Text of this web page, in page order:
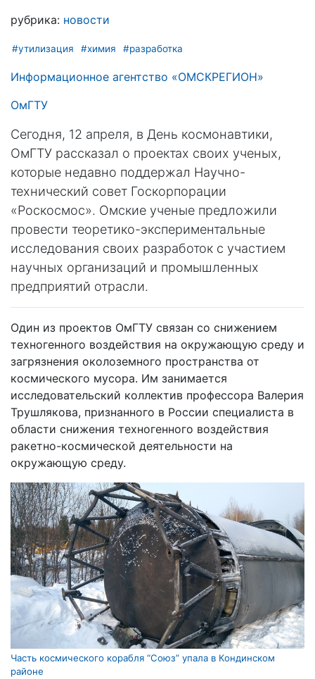
рубрика: новости
#утилизация #химия #разработка
Информационное агентство «ОМСКРЕГИОН»
ОмГТУ
Сегодня, 12 апреля, в День космонавтики,
ОмГТУ рассказал о проектах своих ученых,
которые недавно поддержал Научно-
технический совет Госкорпорации
«Роскосмос». Омские ученые предложили
провести теоретико-экспериментальные
исследования своих разработок с участием
научных организаций и промышленных
предприятий отрасли.
Один из проектов ОмГТУ связан со снижением
техногенного воздействия на окружающую среду и
загрязнения околоземного пространства от
космического мусора. Им занимается
исследовательский коллектив профессора Валерия
Трушлякова, признанного в России специалиста в
области снижения техногенного воздействия
ракетно-космической деятельности на
окружающую среду.
Часть космического корабля “Союз” упала в Кондинском
районе